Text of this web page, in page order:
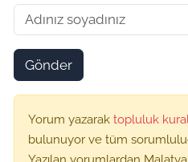
Gönder
Yorum yazarak topluluk
bulunuyor ve tüm